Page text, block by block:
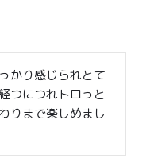
かり感じられとて
つにつれトロっと
りまで楽しめまし